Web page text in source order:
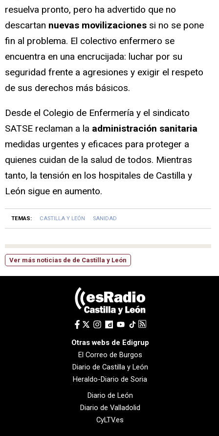
resuelva pronto, pero ha advertido que no
descartan nuevas movilizaciones si no se pone
fin al problema. El colectivo enfermero se
encuentra en una encrucijada: luchar por su
seguridad frente a agresiones y exigir el respeto
de sus derechos más básicos.
Desde el Colegio de Enfermería y el sindicato
SATSE reclaman a la administración sanitaria
medidas urgentes y eficaces para proteger a
quienes cuidan de la salud de todos. Mientras
tanto, la tensión en los hospitales de Castilla y
León sigue en aumento.
TEMAS: CASTILLA Y LEÓN SANIDAD
Ver más noticias de de Castilla y León
Otras webs de Edigrup
El Correo de Burgos
Diario de Castilla y León
Heraldo-Diario de Soria
Diario de León
Diario de Valladolid
CyLTV.es